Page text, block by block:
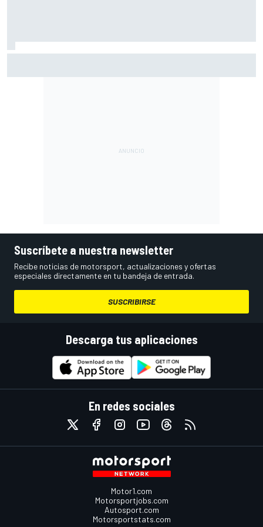
Suscríbete a nuestra newsletter
Recibe noticias de motorsport, actualizaciones y ofertas
especiales directamente en tu bandeja de entrada.
SUSCRIBIRSE
Descarga tus aplicaciones
En redes sociales
Motor1.com
Motorsportjobs.com
Autosport.com
Motorsportstats.com